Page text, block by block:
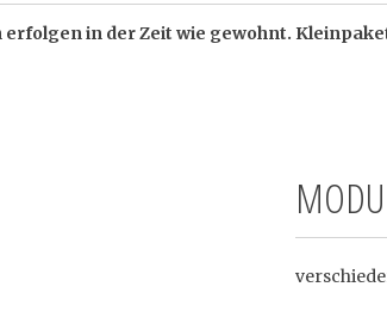
in der Zeit wie gewohnt.